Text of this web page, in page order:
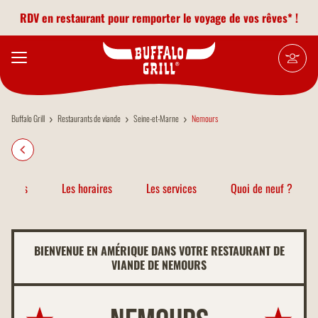
RDV en restaurant pour remporter le voyage de vos rêves* !
Buffalo Grill Restaurants de viande Seine-et-Marne Nemours
Les horaires Les services Quoi de neuf ?
BIENVENUE EN AMÉRIQUE DANS VOTRE RESTAURANT DE
VIANDE DE NEMOURS